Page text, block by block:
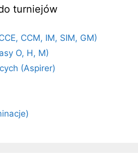
turniejów
CCM, IM, SIM, GM)
O, H, M)
(Aspirer)